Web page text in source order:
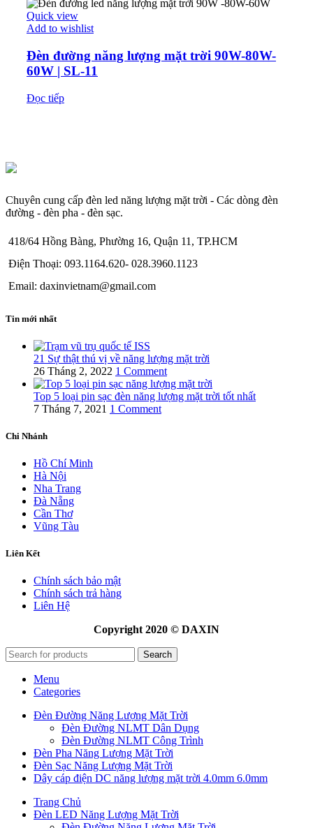
Quick view
Add to wishlist
Đèn đường năng lượng mặt trời 90W-80W-
60W | SL-11
Đọc tiếp
Chuyên cung cấp đèn led năng lượng mặt trời - Các dòng đèn
đường - đèn pha - đèn sạc.
418/64 Hồng Bàng, Phường 16, Quận 11, TP.HCM
Điện Thoại: 093.1164.620- 028.3960.1123
Email: daxinvietnam@gmail.com
Tin mới nhất
21 Sự thật thú vị về năng lượng mặt trời
26 Tháng 2, 2022 1 Comment
Top 5 loại pin sạc đèn năng lượng mặt trời tốt nhất
7 Tháng 7, 2021 1 Comment
Chi Nhánh
Hồ Chí Minh
Hà Nội
Nha Trang
Đà Nẵng
Cần Thơ
Vũng Tàu
Liên Kết
Chính sách bảo mật
Chính sách trả hàng
Liên Hệ
Copyright 2020 © DAXIN
Search
Menu
Categories
Đèn Đường Năng Lượng Mặt Trời
Đèn Đường NLMT Dân Dụng
Đèn Đường NLMT Công Trình
Đèn Pha Năng Lượng Mặt Trời
Đèn Sạc Năng Lượng Mặt Trời
Dây cáp điện DC năng lượng mặt trời 4.0mm 6.0mm
Trang Chủ
Đèn LED Năng Lượng Mặt Trời